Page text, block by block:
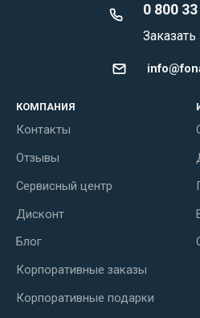
0 800
КОМПАНИЯ
Контакты
Отзывы
Сервисный центр
Дисконт
Блог
Корпоративные заказы
Корпоративные подарки